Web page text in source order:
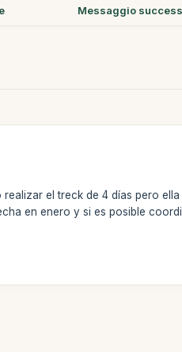
Messaggio
el treck de 4 días pero
en enero y si es posible